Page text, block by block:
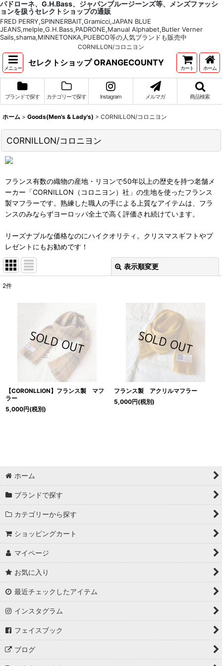
パドローネ、G.H.Bass、ジャパンブルージーンズ等、メンズファッシ
ョンを扱うセレクトショップの通販
FRED PERRY,SPINNERBAIT,Gramicci,JAPAN BLUE
JEANS,melple,G.H.Bass,PADRONE,Manual Alphabet,Butler Verner
Sails,shama,MINNETONKA,PUEBCO等の人気ブランドも販売中
CORNILLON/コロニヨン
メニュー
セレクトショップ ORANGECOUNTY
カート ホーム
ブランドで探す カテゴリーで探す Instagram メルマガ 商品検索
ホーム > Goods(Men's & Lady's) > CORNILLON/コロニヨン
CORNILLON/コロニヨン
フランス有数の織物の産地・リヨンで50年以上の歴史を持つ老舗メ
ーカー「CORNILLON（コロニヨン）社」の生地を使ったフランス
製マフラーです。熟練した職人の手による上質なアイテムは、フラ
ンスのみならずヨーロッパ全土で高く評価され続けています。
リーズナブルな価格なのにハイクオリティ。クリスマスギフトやプ
レゼントにもお勧めです！
表示順変更
2件
【CORONLLION】フランス製 マフ
ラー
5,000円(税別)
フランス製 アクリルマフラー
5,000円(税別)
ホーム
ブランドで探す
カテゴリーから探す
ショッピングカート
マイページ
お気に入り
最近チェックしたアイテム
インスタグラム
フェイスブック
ブログ